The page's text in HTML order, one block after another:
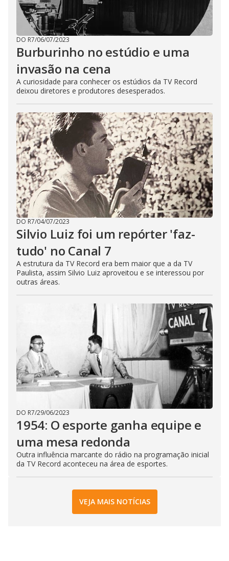
DO R7/06/07/2023
Burburinho no estúdio e uma
invasão na cena
A curiosidade para conhecer os estúdios da TV Record
deixou diretores e produtores desesperados.
DO R7/04/07/2023
Silvio Luiz foi um repórter 'faz-
tudo' no Canal 7
A estrutura da TV Record era bem maior que a da TV
Paulista, assim Silvio Luiz aproveitou e se interessou por
outras áreas.
DO R7/29/06/2023
1954: O esporte ganha equipe e
uma mesa redonda
Outra influência marcante do rádio na programação inicial
da TV Record aconteceu na área de esportes.
VEJA MAIS NOTÍCIAS